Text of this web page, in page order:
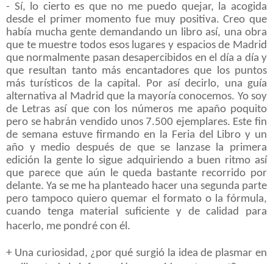
- Sí, lo cierto es que no me puedo quejar, la acogida
desde el primer momento fue muy positiva. Creo que
había mucha gente demandando un libro así, una obra
que te muestre todos esos lugares y espacios de Madrid
que normalmente pasan desapercibidos en el día a día y
que resultan tanto más encantadores que los puntos
más turísticos de la capital. Por así decirlo, una guía
alternativa al Madrid que la mayoría conocemos. Yo soy
de Letras así que con los números me apaño poquito
pero se habrán vendido unos 7.500 ejemplares. Este fin
de semana estuve firmando en la Feria del Libro y un
año y medio después de que se lanzase la primera
edición la gente lo sigue adquiriendo a buen ritmo así
que parece que aún le queda bastante recorrido por
delante. Ya se me ha planteado hacer una segunda parte
pero tampoco quiero quemar el formato o la fórmula,
cuando tenga material suficiente y de calidad para
hacerlo, me pondré con él.
+ Una curiosidad, ¿por qué surgió la idea de plasmar en